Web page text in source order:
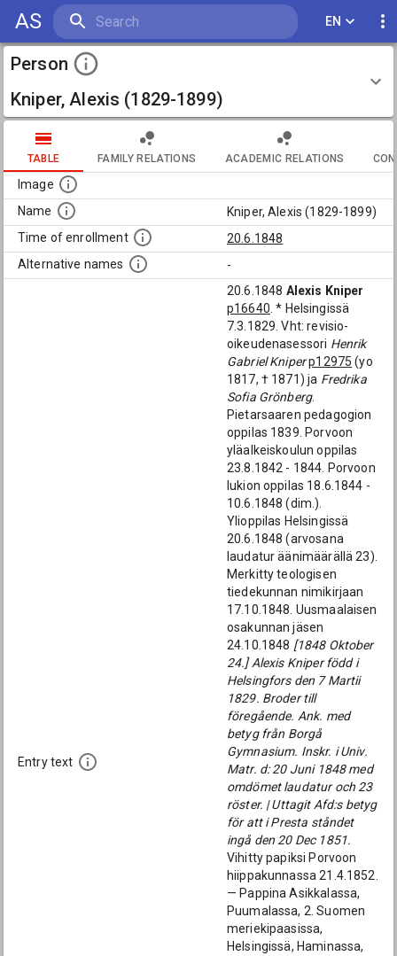
AS EN
Person
Kniper, Alexis (1829-1899)
TABLE FAMILY RELATIONS ACADEMIC RELATIONS
Image
Name
Kniper, Alexis (1829-1899)
Time of enrollment
20.6.1848
Alternative names
-
Entry text
20.6.1848 Alexis Kniper
p16640 . * Helsingissä
7.3.1829. Vht: revisio-
oikeudenasessori Henrik
Gabriel Kniperp12975 (yo
1817, † 1871) ja Fredrika
Sofia Grönberg.
Pietarsaaren pedagogion
oppilas 1839. Porvoon
yläalkeiskoulun oppilas
23.8.1842 - 1844. Porvoon
lukion oppilas 18.6.1844 -
10.6.1848 (dim.).
Ylioppilas Helsingissä
20.6.1848 (arvosana
laudatur äänimäärällä 23).
Merkitty teologisen
tiedekunnan nimikirjaan
17.10.1848. Uusmaalaisen
osakunnan jäsen
24.10.1848 [1848 Oktober
24.] Alexis Kniper född i
Helsingfors den 7 Martii
1829. Broder till
föregående. Ank. med
betyg från Borgå
Gymnasium. Inskr. i Univ.
Matr. d: 20 Juni 1848 med
omdömet laudatur och 23
röster. | Uttagit Afd:s betyg
för att i Presta ståndet
ingå den 20 Dec 1851.
Vihitty papiksi Porvoon
hiippakunnassa 21.4.1852.
— Pappina Asikkalassa,
Puumalassa, 2. Suomen
meriekipaasissa,
Helsingissä, Haminassa,